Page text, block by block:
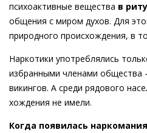
психоактивные вещества в
общения с миром духов. Для
природного происхождения, в
Наркотики употреблялись
избранными членами общества
викингов. А среди рядового
хождения не имели.
Когда появилась